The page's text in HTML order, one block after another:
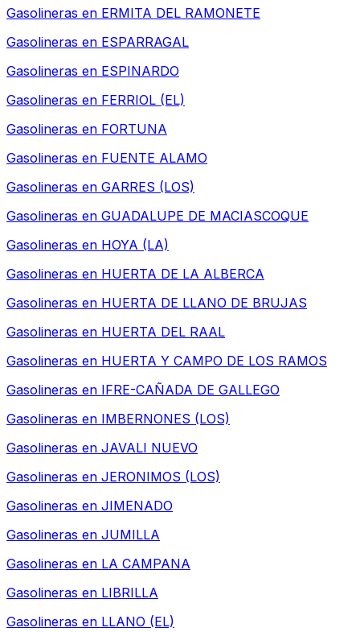
Gasolineras en ERMITA DEL RAMONETE
Gasolineras en ESPARRAGAL
Gasolineras en ESPINARDO
Gasolineras en FERRIOL (EL)
Gasolineras en FORTUNA
Gasolineras en FUENTE ALAMO
Gasolineras en GARRES (LOS)
Gasolineras en GUADALUPE DE MACIASCOQUE
Gasolineras en HOYA (LA)
Gasolineras en HUERTA DE LA ALBERCA
Gasolineras en HUERTA DE LLANO DE BRUJAS
Gasolineras en HUERTA DEL RAAL
Gasolineras en HUERTA Y CAMPO DE LOS RAMOS
Gasolineras en IFRE-CAÑADA DE GALLEGO
Gasolineras en IMBERNONES (LOS)
Gasolineras en JAVALI NUEVO
Gasolineras en JERONIMOS (LOS)
Gasolineras en JIMENADO
Gasolineras en JUMILLA
Gasolineras en LA CAMPANA
Gasolineras en LIBRILLA
Gasolineras en LLANO (EL)